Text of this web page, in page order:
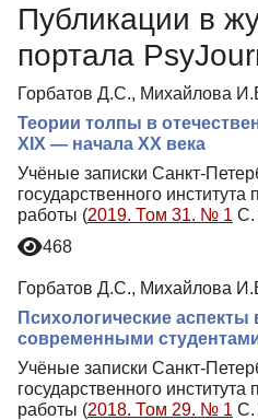
Публикации в
портала
Горбатов Д.С., Михайлова
Теории толпы в
XIX — начала XX века
Учёные записки Санкт-
государственного
работы (2019. Том 31. № 1 С.
468
Горбатов Д.С., Михайлова
Психологические аспекты
современными
Учёные записки Санкт-
государственного
работы (2018. Том 29. № 1 С.